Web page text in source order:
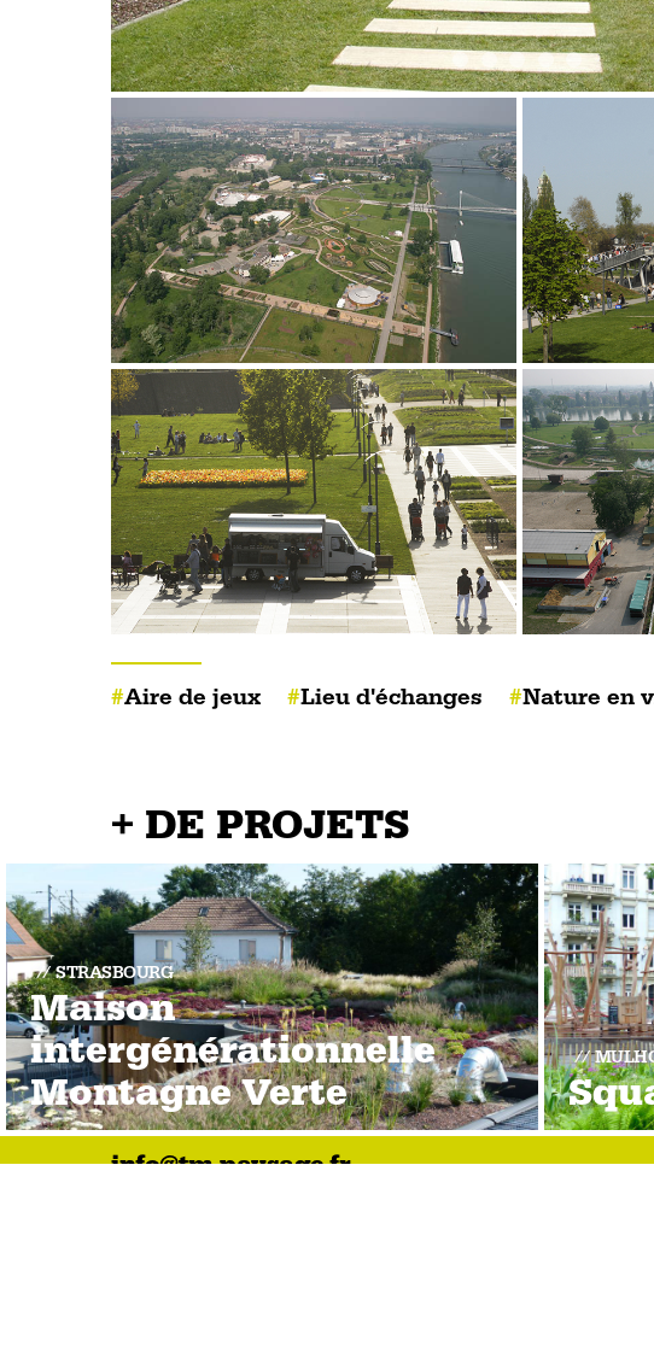
Slide 1Slide 2Slide 3Slide 4Slide 5
Aire de jeux Lieu d'échanges Nature en
+ DE PROJETS
STRASBOURG
Maison
intergénérationnelle
Montagne Verte
info@tm-paysage.fr